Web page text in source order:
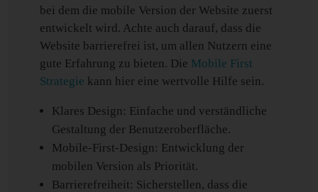
bei dem die mobile Version der Website zuerst
entwickelt wird. Achte auch darauf, dass die
Website barrierefrei ist, um allen Nutzern eine
gute Erfahrung zu bieten. Die Mobile First
Strategie kann hier eine wertvolle Hilfe sein.
Klares Design: Einfache und verständliche
Gestaltung der Benutzeroberfläche.
Mobile-First-Design: Entwicklung der
mobilen Version als Priorität.
Barrierefreiheit: Sicherstellen, dass die